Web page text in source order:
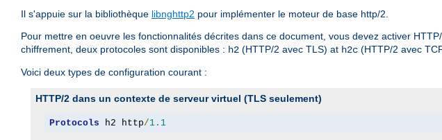
Il s'appuie sur la bibliothèque libnghttp2 pour implémenter le moteur de base http/2.
Pour mettre en oeuvre les fonctionnalités décrites dans ce document, vous devez activer
chiffrement, deux protocoles sont disponibles : h2 (HTTP/2 avec TLS) at h2c (HTTP/2 avec
Voici deux types de configuration courant :
HTTP/2 dans un contexte de serveur virtuel (TLS seulement)
Protocols h2 http/1.1